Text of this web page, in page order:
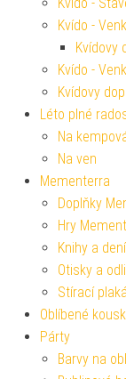
Kvído -
Kvídovy
Kvído -
Kvídovy
Léto plné
Na
Na ven
Mementerra
Doplňky
Hry
Knihy a
Otisky a
Stírací
Oblíbené
Párty
Barvy na